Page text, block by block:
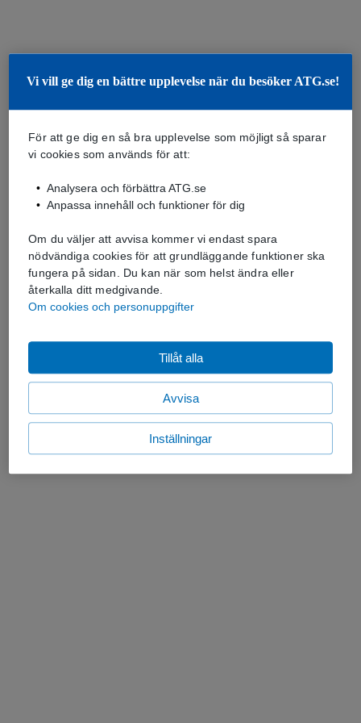
Vi vill ge dig en bättre upplevelse när du besöker ATG.se!
För att ge dig en så bra upplevelse som möjligt så sparar
vi cookies som används för att:
Analysera och förbättra ATG.se
Anpassa innehåll och funktioner för dig
Om du väljer att avvisa kommer vi endast spara
nödvändiga cookies för att grundläggande funktioner ska
fungera på sidan. Du kan när som helst ändra eller
återkalla ditt medgivande.
Om cookies och personuppgifter
Avvisa
Tillåt alla
Inställningar